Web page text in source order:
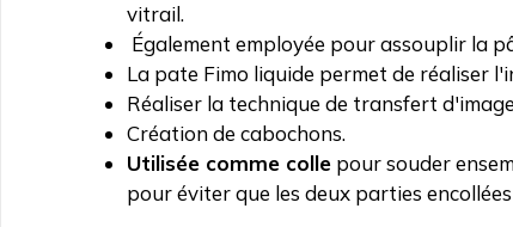
vitrail.
Également employée pour assouplir la
La pate Fimo liquide permet de réaliser
Réaliser la technique de transfert
Création de cabochons.
Utilisée comme colle pour souder
pour éviter que les deux parties